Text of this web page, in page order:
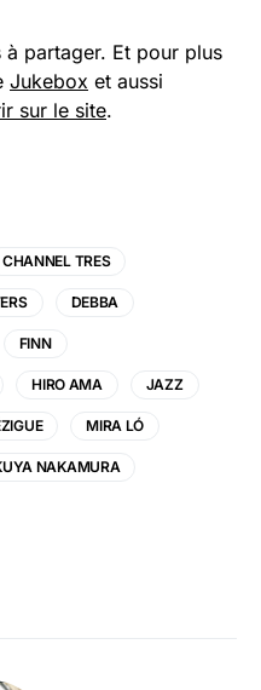
à partager. Et pour plus
Jukebox et aussi
sur le site.
CHANNEL TRES
DEBBA
FINN
HIRO AMA JAZZ
MIRA LÓ
NAKAMURA